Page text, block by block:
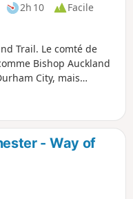
2h 10
Facile
Trail. Le comté de
Bishop Auckland
City, mais
suivantes montrent le
Le parcours
Way et offre
- Way of